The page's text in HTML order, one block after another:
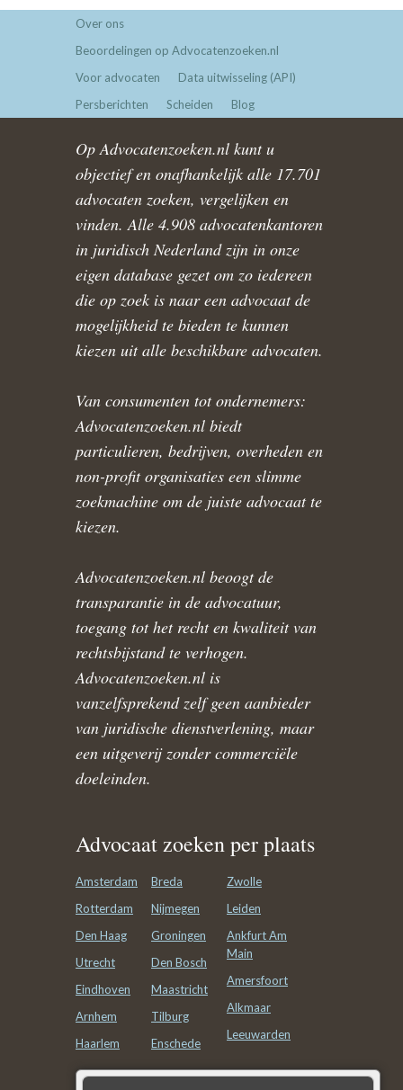
Over ons
Beoordelingen op Advocatenzoeken.nl
Voor advocaten
Data uitwisseling (API)
Persberichten
Scheiden Blog
Op Advocatenzoeken.nl kunt u
objectief en onafhankelijk alle 17.701
advocaten zoeken, vergelijken en
vinden. Alle 4.908 advocatenkantoren
in juridisch Nederland zijn in onze
eigen database gezet om zo iedereen
die op zoek is naar een advocaat de
mogelijkheid te bieden te kunnen
kiezen uit alle beschikbare advocaten.
Van consumenten tot ondernemers:
Advocatenzoeken.nl biedt
particulieren, bedrijven, overheden en
non-profit organisaties een slimme
zoekmachine om de juiste advocaat te
kiezen.
Advocatenzoeken.nl beoogt de
transparantie in de advocatuur,
toegang tot het recht en kwaliteit van
rechtsbijstand te verhogen.
Advocatenzoeken.nl is
vanzelfsprekend zelf geen aanbieder
van juridische dienstverlening, maar
een uitgeverij zonder commerciële
doeleinden.
Advocaat zoeken per plaats
Amsterdam
Rotterdam
Den Haag
Utrecht
Eindhoven
Arnhem
Haarlem
Breda
Nijmegen
Groningen
Den Bosch
Maastricht
Tilburg
Enschede
Zwolle
Leiden
Ankfurt Am
Main
Amersfoort
Alkmaar
Leeuwarden